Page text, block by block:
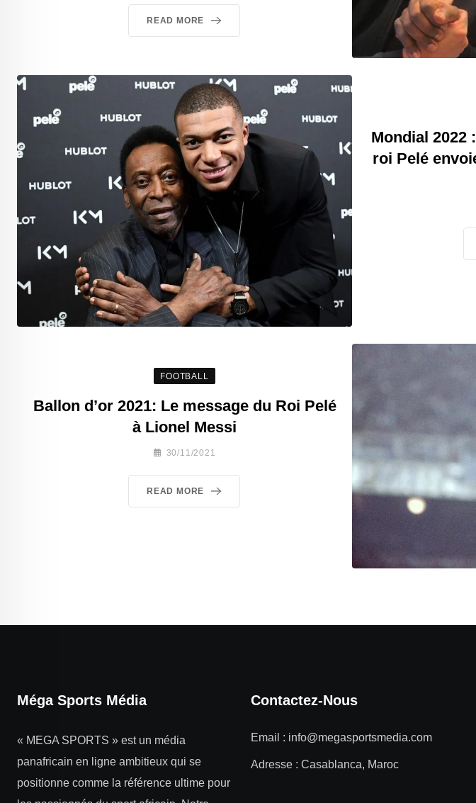
READ MORE
Mondial 2022
roi Pelé
FOOTBALL
Ballon d’or 2021: Le message du Roi Pelé
à Lionel Messi
30/11/2021
READ MORE
Méga Sports Média
« MEGA SPORTS » est un média
panafricain en ligne ambitieux qui se
positionne comme la référence ultime pour
Contactez-Nous
Email : info@megasportsmedia.com
Adresse : Casablanca, Maroc